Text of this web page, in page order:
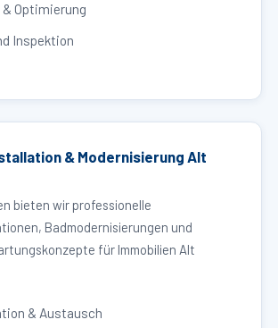
Optimierung
Inspektion
& Modernisierung Alt
bieten wir professionelle
Badmodernisierungen und
für Immobilien Alt
& Austausch